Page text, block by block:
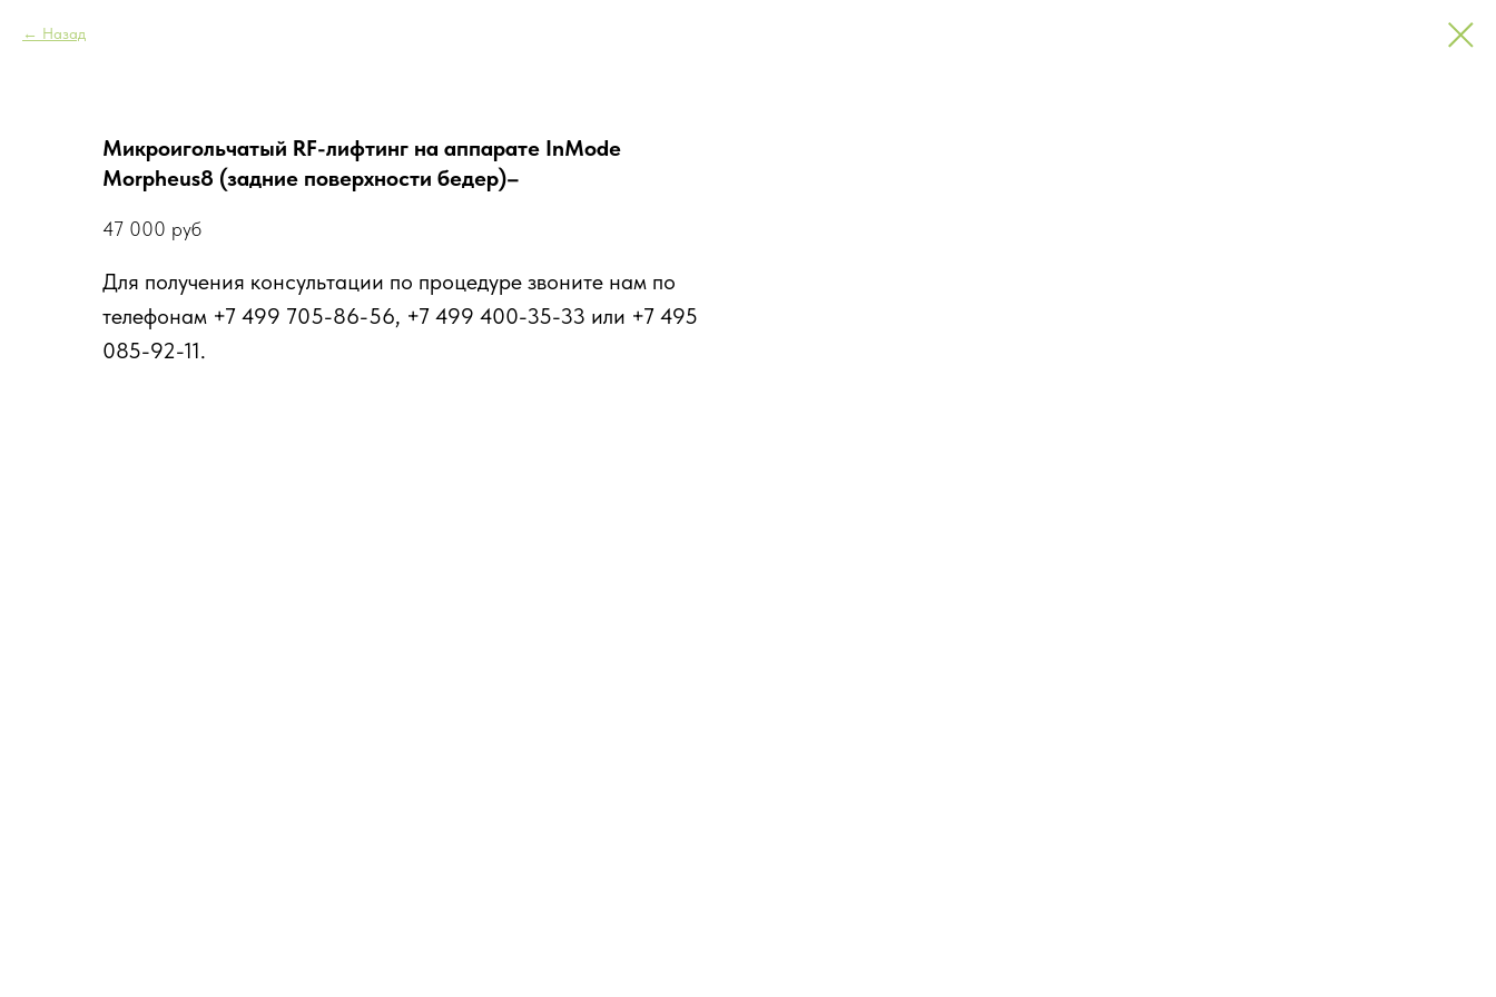
Назад
Микроигольчатый RF-лифтинг на аппарате InMode
Morpheus8 (задние поверхности бедер)–
47 000 руб
Для получения консультации по процедуре звоните нам по
телефонам +7 499 705-86-56, +7 499 400-35-33 или +7 495
085-92-11.